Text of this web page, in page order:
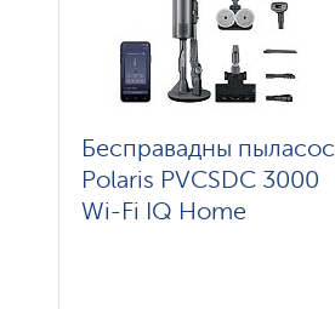
Бесправадны пыласос
Polaris PVCSDC 3000
Wi-Fi IQ Home